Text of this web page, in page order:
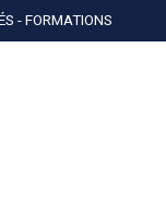
- FORMATIONS